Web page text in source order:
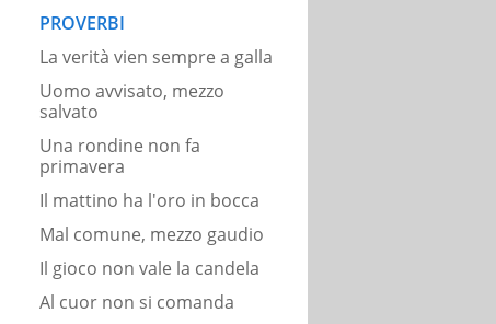
PROVERBI
La verità vien sempre a galla
Uomo avvisato, mezzo
salvato
Una rondine non fa
primavera
Il mattino ha l'oro in bocca
Mal comune, mezzo gaudio
Il gioco non vale la candela
Al cuor non si comanda